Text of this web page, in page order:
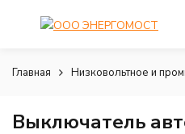
Главная Низковольтное и
Выключатель